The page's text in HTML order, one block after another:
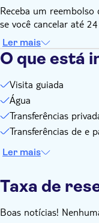
Receba um
se você cancelar até
Ler mais
O que está
Visita guiada
Água
Transferências
Transferências de e
Ler mais
Taxa de
Boas notícias!